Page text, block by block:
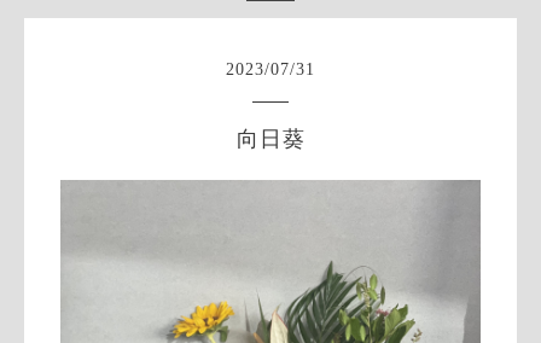
2023/07/31
向日葵